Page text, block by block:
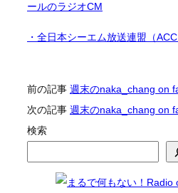
ールのラジオCM
・全日本シーエム放送連盟（ACC
前の記事 週末のnaka_chang on
次の記事 週末のnaka_chang on
検索